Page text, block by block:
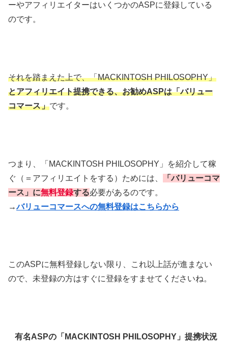
ーやアフィリエイターはいくつかのASPに登録している
のです。
それを踏まえた上で、「MACKINTOSH PHILOSOPHY」
とアフィリエイト提携できる、お勧めASPは「バリュー
コマース」です。
つまり、「MACKINTOSH PHILOSOPHY」を紹介して稼
ぐ（＝アフィリエイトをする）ためには、
「バリューコマ
ース」に無料登録する必要があるのです。
→バリューコマースへの無料登録はこちらから
このASPに無料登録しない限り、これ以上話が進まない
ので、未登録の方はすぐに登録をすませてくださいね。
有名ASPの「MACKINTOSH PHILOSOPHY」提携状況